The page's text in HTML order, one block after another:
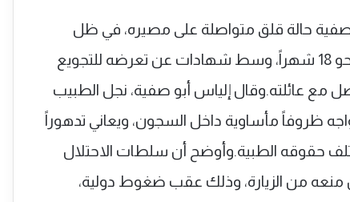
حالة قلق متواصلة على مصيره، في ظل
استمرار اعتقاله داخل سجون الاحتلال منذ نحو 18 شهراً، وسط شهادات عن تعرضه للتجويع
مع عائلته.وقال إلياس أبو صفية، نجل الطبيب
والده البالغ من العمر 52 عاماً يواجه ظروفاً مأساوية داخل السجون، ويعاني تدهوراً
حقوقه الطبية.وأوضح أن سلطات الاحتلال
محاميه بعد 90 يوماً من منعه من الزيارة، وذلك عقب ضغوط دولية،